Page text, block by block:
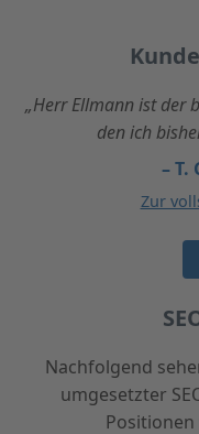
„Herr Ellmann ist der
den ich
–
Zur
Nachfolgend
umgesetzter